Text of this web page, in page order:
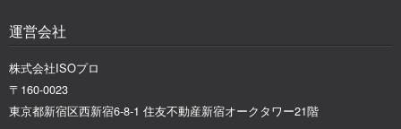
運営会社
株式会社ISOプロ
〒160-0023
東京都新宿区西新宿6-8-1 住友不動産新宿オークタワー21階